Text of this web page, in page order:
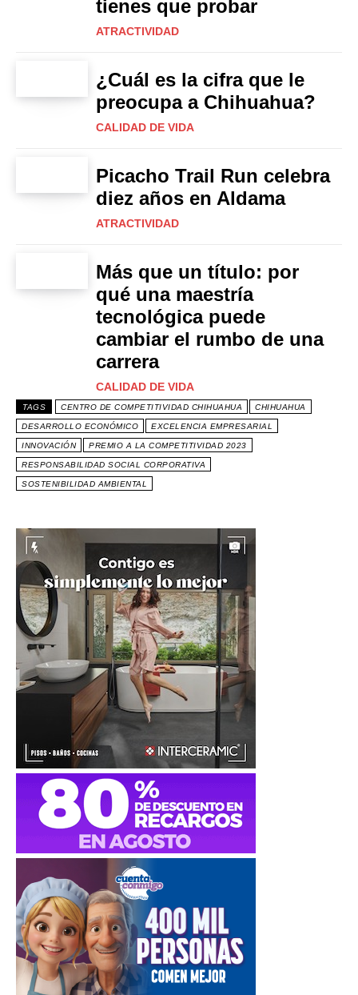
tienes que probar
ATRACTIVIDAD
¿Cuál es la cifra que le
preocupa a Chihuahua?
CALIDAD DE VIDA
Picacho Trail Run celebra
diez años en Aldama
ATRACTIVIDAD
Más que un título: por
qué una maestría
tecnológica puede
cambiar el rumbo de una
carrera
CALIDAD DE VIDA
TAGS CENTRO DE COMPETITIVIDAD CHIHUAHUA CHIHUAHUA
DESARROLLO ECONÓMICO EXCELENCIA EMPRESARIAL
INNOVACIÓN PREMIO A LA COMPETITIVIDAD 2023
RESPONSABILIDAD SOCIAL CORPORATIVA
SOSTENIBILIDAD AMBIENTAL